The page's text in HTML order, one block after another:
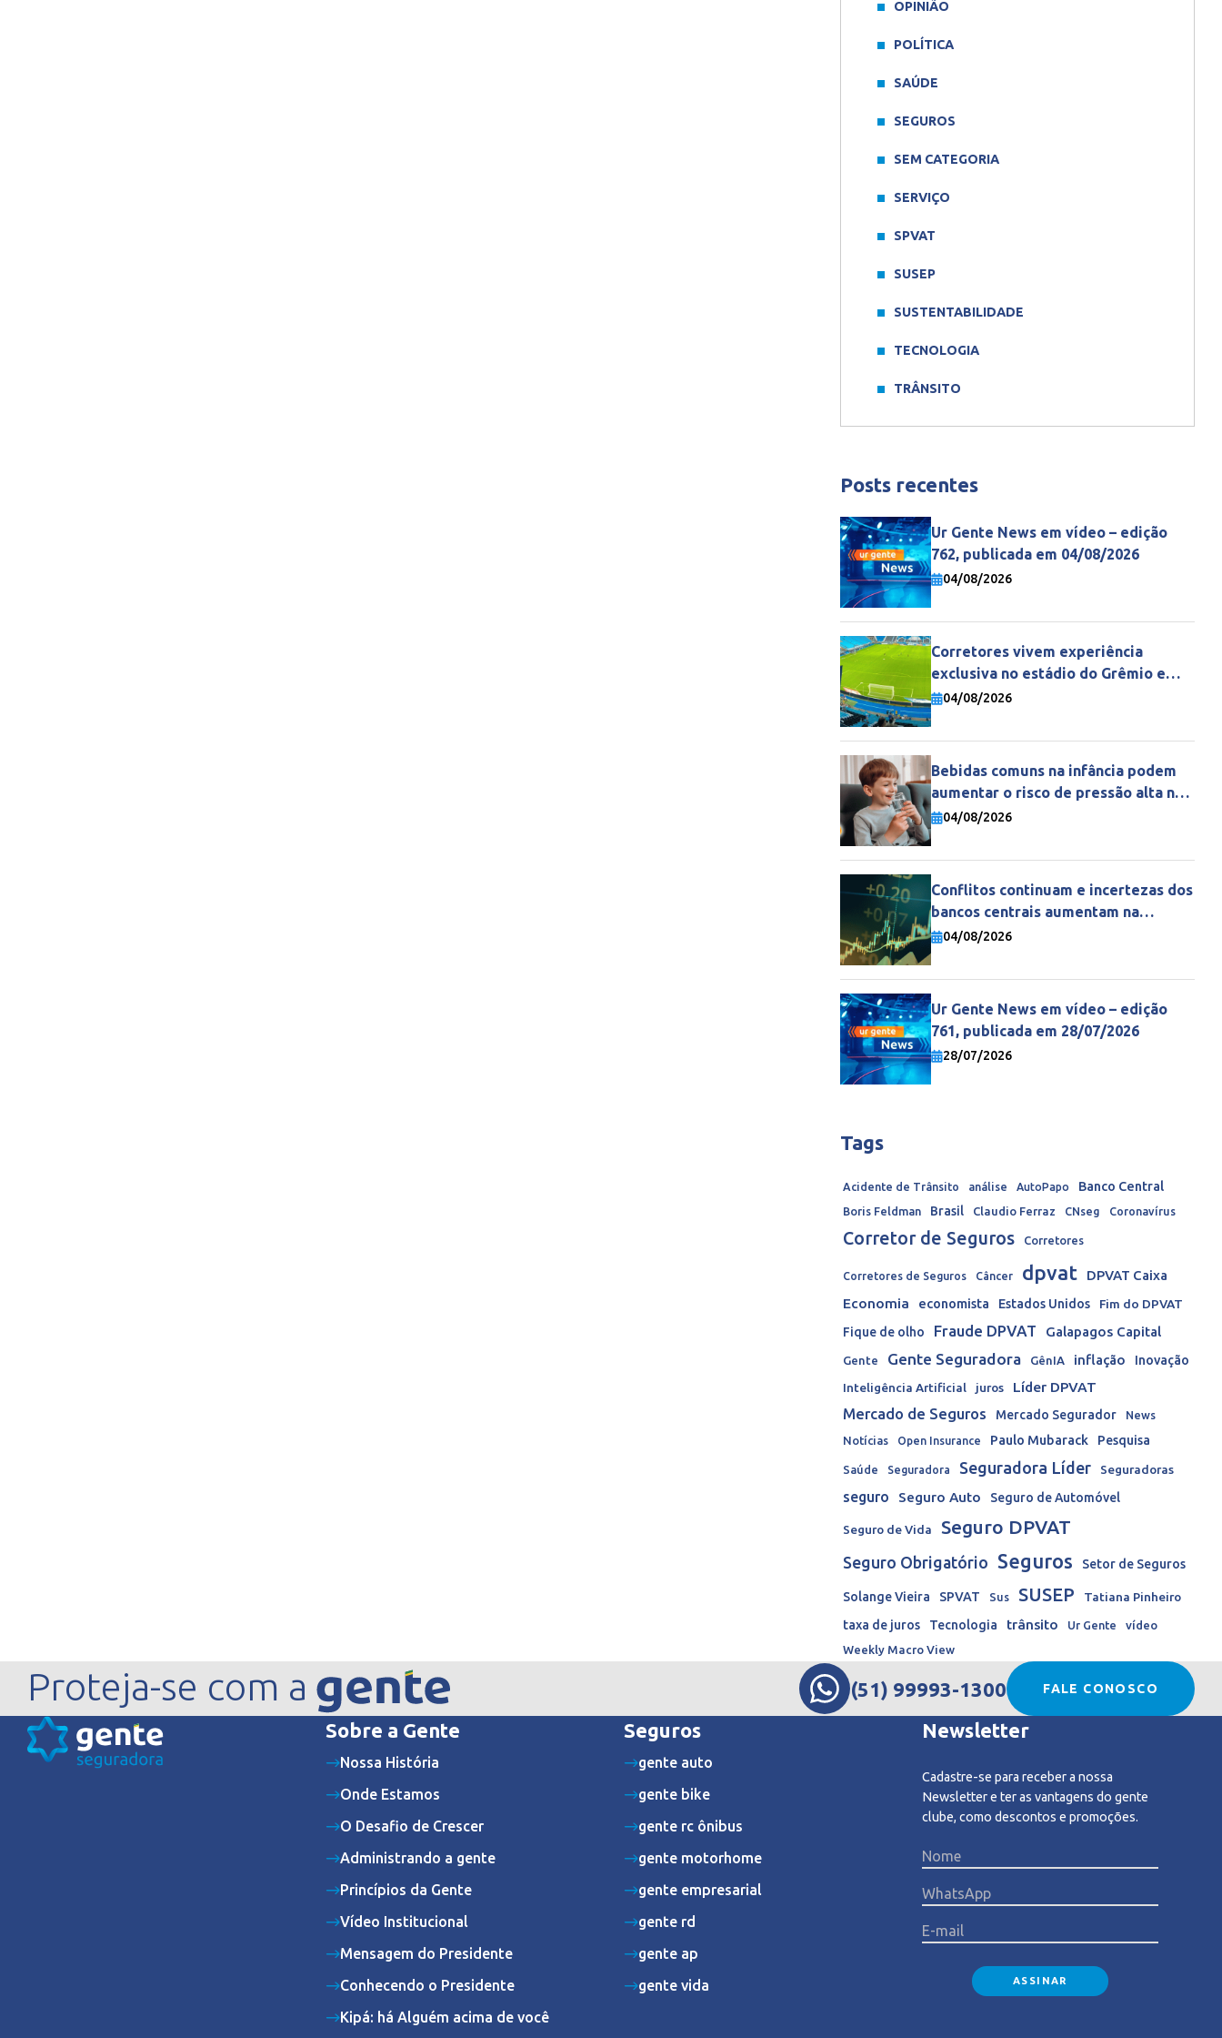
OPINIÃO
POLÍTICA
SAÚDE
SEGUROS
SEM CATEGORIA
SERVIÇO
SPVAT
SUSEP
SUSTENTABILIDADE
TECNOLOGIA
TRÂNSITO
Posts recentes
Ur Gente News em vídeo – edição
762, publicada em 04/08/2026
04/08/2026
Corretores vivem experiência
exclusiva no estádio do Grêmio e
fortalecem parceria com a Gente
04/08/2026
Bebidas comuns na infância podem
aumentar o risco de pressão alta na
vida adulta
04/08/2026
Conflitos continuam e incertezas dos
bancos centrais aumentam na
economia mundial
04/08/2026
Ur Gente News em vídeo – edição
761, publicada em 28/07/2026
28/07/2026
Tags
Acidente de Trânsito análise AutoPapo Banco Central
Boris Feldman Brasil Claudio Ferraz CNseg Coronavírus
Corretor de Seguros Corretores
Corretores de Seguros Câncer dpvat
DPVAT Caixa
Economia
economista Estados Unidos
Fim do DPVAT
Fique de olho
Fraude DPVAT Galapagos Capital
Gente Gente Seguradora GênIA inflação
Inovação
Inteligência Artificial
juros
Líder DPVAT
Mercado de Seguros
Mercado Segurador
News
Notícias
Open Insurance Paulo Mubarack Pesquisa
Saúde Seguradora Seguradora Líder Seguradoras
seguro Seguro Auto Seguro de Automóvel
Seguro de Vida Seguro DPVAT
Seguro Obrigatório Seguros Setor de Seguros
Solange Vieira SPVAT Sus SUSEP
Tatiana Pinheiro
taxa de juros
Tecnologia trânsito Ur Gente
vídeo
Weekly Macro View
Proteja-se com a (51) 99993-1300 FALE CONOSCO
Sobre a Gente
Nossa História
Onde Estamos
O Desafio de Crescer
Administrando a gente
Princípios da Gente
Vídeo Institucional
Mensagem do Presidente
Conhecendo o Presidente
Kipá: há Alguém acima de você
Seguros
gente auto
gente bike
gente rc ônibus
gente motorhome
gente empresarial
gente rd
gente ap
gente vida
Newsletter
Cadastre-se para receber a nossa
Newsletter e ter as vantagens do gente
clube, como descontos e promoções.